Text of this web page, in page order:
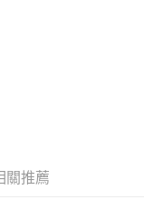
方式。 讓您購物簡單
關推薦